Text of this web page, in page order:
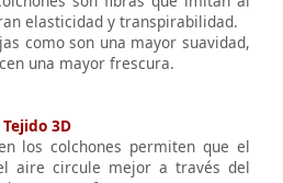
elasticidad y transpirabilidad.
como son una mayor suavidad,
una mayor frescura.
Tejido 3D
los colchones permiten que el
aire circule mejor a través del